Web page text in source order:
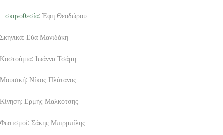
– σκηνοθεσία: Έφη Θεοδώρου
Σκηνικά: Εύα Μανιδάκη
Κοστούμια: Ιωάννα Τσάμη
Μουσική: Νίκος Πλάτανος
Κίνηση: Ερμής Μαλκότσης
Φωτισμοί: Σάκης Μπιρμπίλης